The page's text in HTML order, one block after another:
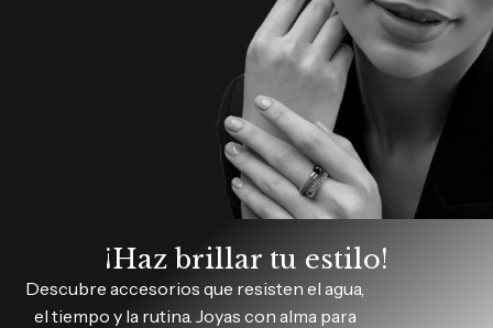
¡Haz brillar tu estilo!
Descubre accesorios que resisten el agua,
el tiempo y la rutina. Joyas con alma para